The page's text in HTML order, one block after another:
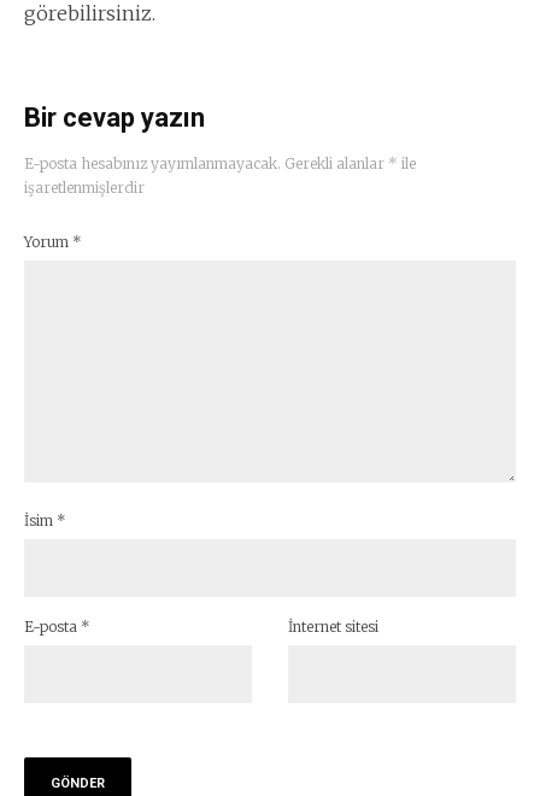
görebilirsiniz.
Bir cevap yazın
E-posta hesabınız yayımlanmayacak. Gerekli alanlar * ile
işaretlenmişlerdir
Yorum *
İsim *
E-posta * İnternet sitesi